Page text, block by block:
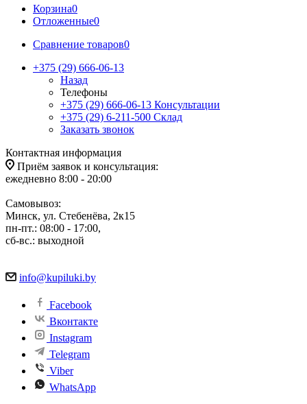
Корзина0
Отложенные0
Сравнение товаров0
+375 (29) 666-06-13
Назад
Телефоны
+375 (29) 666-06-13 Консультации
+375 (29) 6-211-500 Склад
Заказать звонок
Контактная информация
Приём заявок и консультация:
ежедневно 8:00 - 20:00
Самовывоз:
Минск, ул. Стебенёва, 2к15
пн-пт.: 08:00 - 17:00,
сб-вс.: выходной
info@kupiluki.by
Facebook
Вконтакте
Instagram
Telegram
Viber
WhatsApp